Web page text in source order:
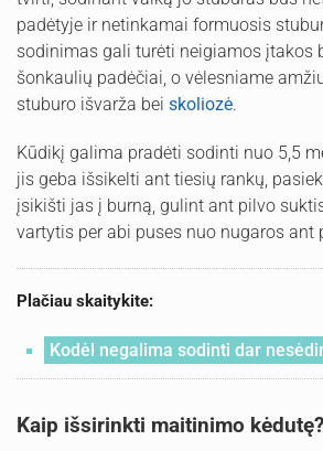
padėtyje ir netinkamai formuosis
sodinimas gali turėti neigiamos įtakos
šonkaulių padėčiai, o vėlesniame
stuburo išvarža bei skoliozė.
Kūdikį galima pradėti sodinti nuo 5,5
jis geba išsikelti ant tiesių rankų,
įsikišti jas į burną, gulint ant pilvo
vartytis per abi puses nuo nugaros ant
Plačiau skaitykite:
Kodėl negalima sodinti dar
Kaip išsirinkti maitinimo kėdutę?